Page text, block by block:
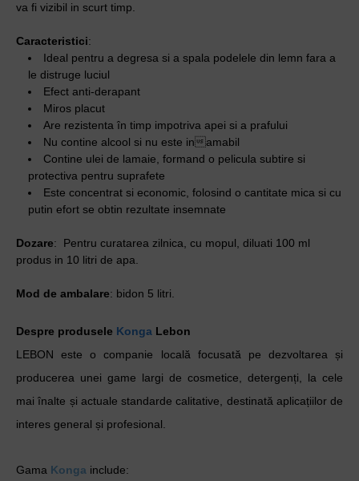
va fi vizibil in scurt timp.
Caracteristici:
Ideal pentru a degresa si a spala podelele din lemn fara a
le distruge luciul
Efect anti-derapant
Miros placut
Are rezistenta în timp impotriva apei si a prafului
Nu contine alcool si nu este inamabil
Contine ulei de lamaie, formand o pelicula subtire si
protectiva pentru suprafete
Este concentrat si economic, folosind o cantitate mica si cu
putin efort se obtin rezultate insemnate
Dozare: Pentru curatarea zilnica, cu mopul, diluati 100 ml
produs in 10 litri de apa.
Mod de ambalare: bidon 5 litri.
Despre produsele Konga Lebon
LEBON este o companie locală focusată pe dezvoltarea și
producerea unei game largi de cosmetice, detergenți, la cele
mai înalte și actuale standarde calitative, destinată aplicațiilor de
interes general și profesional.
Gama Konga include: